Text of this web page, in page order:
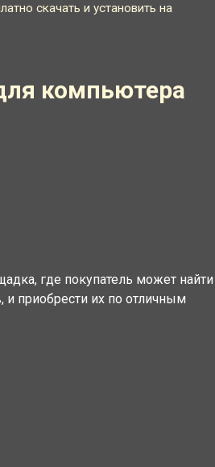
скачать и установить на
компьютера
где покупатель может найти
приобрести их по отличным